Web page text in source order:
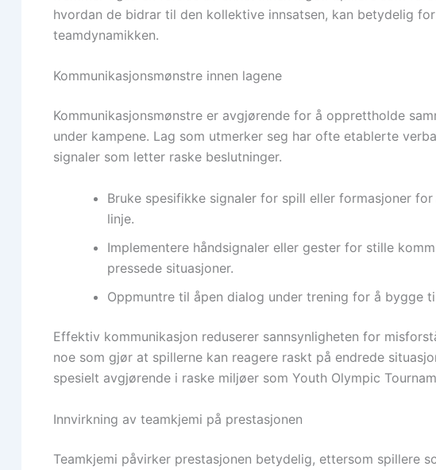
hvordan de bidrar til den kollektive innsatsen, kan betydelig
teamdynamikken.
Kommunikasjonsmønstre innen lagene
Kommunikasjonsmønstre er avgjørende for å opprettholde
under kampene. Lag som utmerker seg har ofte etablerte
signaler som letter raske beslutninger.
Bruke spesifikke signaler for spill eller formasjoner
linje.
Implementere håndsignaler eller gester for stille
pressede situasjoner.
Oppmuntre til åpen dialog under trening for å bygge
Effektiv kommunikasjon reduserer sannsynligheten for
noe som gjør at spillerne kan reagere raskt på endrede
spesielt avgjørende i raske miljøer som Youth Olympic
Innvirkning av teamkjemi på prestasjonen
Teamkjemi påvirker prestasjonen betydelig, ettersom spillere